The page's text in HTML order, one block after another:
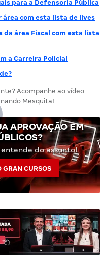
para a Defensoria Pública
área com esta lista de lives
da área Fiscal com esta lista
a Carreira Policial
Acompanhe ao vídeo
Mesquita!
APROVAÇÃO EM
do assunto!
GRAN CURSOS